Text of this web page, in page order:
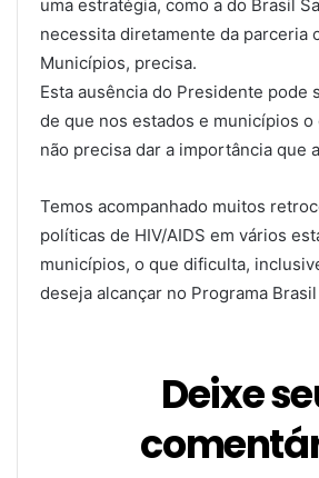
uma estratégia, como a do Brasil
necessita diretamente da parceria
Municípios, precisa.
Esta ausência do Presidente pode
de que nos estados e municípios
não precisa dar a importância que
Temos acompanhado muitos
políticas de HIV/AIDS em vários
municípios, o que dificulta,
deseja alcançar no Programa
Deixe